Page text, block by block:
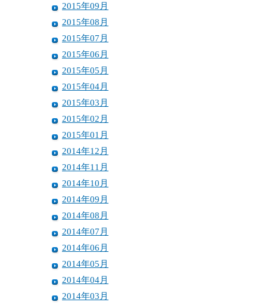
2015年09月
2015年08月
2015年07月
2015年06月
2015年05月
2015年04月
2015年03月
2015年02月
2015年01月
2014年12月
2014年11月
2014年10月
2014年09月
2014年08月
2014年07月
2014年06月
2014年05月
2014年04月
2014年03月